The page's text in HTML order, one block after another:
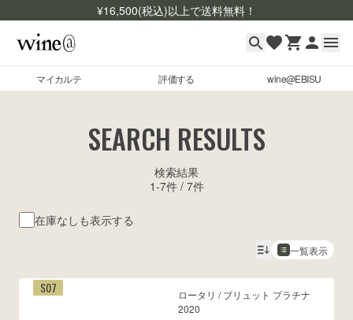
¥16,500(税込)以上で送料無料！
マイカルテ 評価する wine@EBISU
マイカルテ
商品検索
よくあるご質問
SEARCH RESULTS
検索結果
1-7件 / 7件
在庫なしも表示する
一覧表示
S07
ロータリ / ブリュット プラチナ
2020